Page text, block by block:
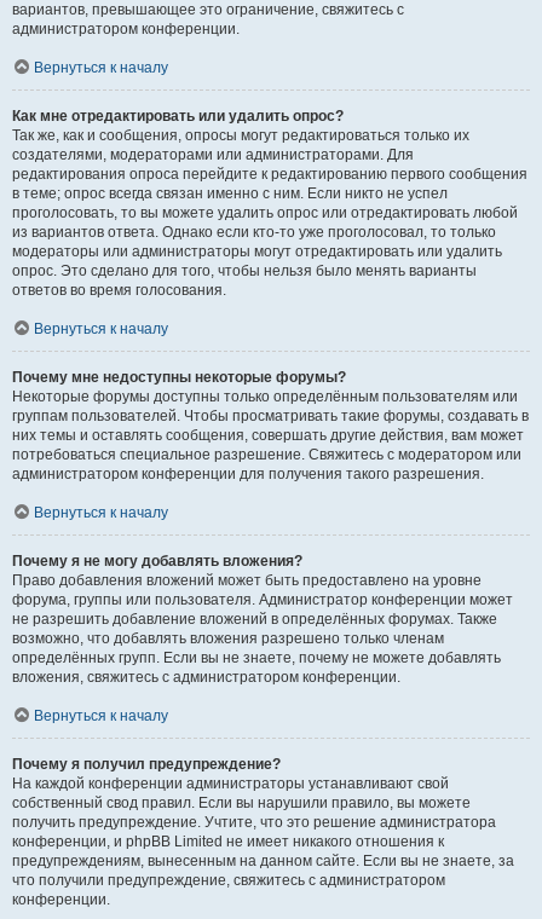
вариантов, превышающее это ограничение, свяжитесь с
администратором конференции.
Вернуться к началу
Как мне отредактировать или удалить опрос?
Так же, как и сообщения, опросы могут редактироваться только их
создателями, модераторами или администраторами. Для
редактирования опроса перейдите к редактированию первого сообщения
в теме; опрос всегда связан именно с ним. Если никто не успел
проголосовать, то вы можете удалить опрос или отредактировать любой
из вариантов ответа. Однако если кто-то уже проголосовал, то только
модераторы или администраторы могут отредактировать или удалить
опрос. Это сделано для того, чтобы нельзя было менять варианты
ответов во время голосования.
Вернуться к началу
Почему мне недоступны некоторые форумы?
Некоторые форумы доступны только определённым пользователям или
группам пользователей. Чтобы просматривать такие форумы, создавать в
них темы и оставлять сообщения, совершать другие действия, вам может
потребоваться специальное разрешение. Свяжитесь с модератором или
администратором конференции для получения такого разрешения.
Вернуться к началу
Почему я не могу добавлять вложения?
Право добавления вложений может быть предоставлено на уровне
форума, группы или пользователя. Администратор конференции может
не разрешить добавление вложений в определённых форумах. Также
возможно, что добавлять вложения разрешено только членам
определённых групп. Если вы не знаете, почему не можете добавлять
вложения, свяжитесь с администратором конференции.
Вернуться к началу
Почему я получил предупреждение?
На каждой конференции администраторы устанавливают свой
собственный свод правил. Если вы нарушили правило, вы можете
получить предупреждение. Учтите, что это решение администратора
конференции, и phpBB Limited не имеет никакого отношения к
предупреждениям, вынесенным на данном сайте. Если вы не знаете, за
что получили предупреждение, свяжитесь с администратором
конференции.